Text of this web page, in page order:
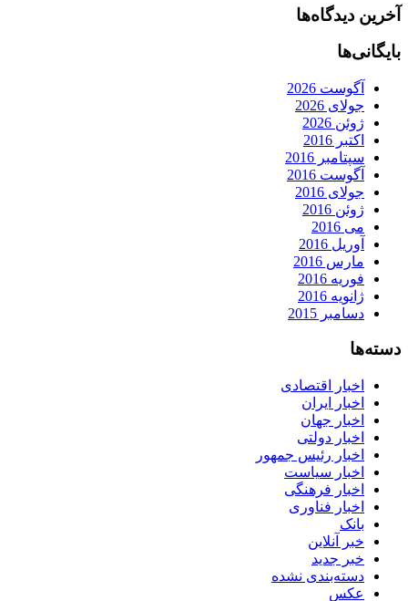
آخرین دیدگاه‌ها
بایگانی‌ها
آگوست 2026
جولای 2026
ژوئن 2026
اکتبر 2016
سپتامبر 2016
آگوست 2016
جولای 2016
ژوئن 2016
می 2016
آوریل 2016
مارس 2016
فوریه 2016
ژانویه 2016
دسامبر 2015
دسته‌ها
اخبار اقتصادی
اخبار ایران
اخبار جهان
اخبار دولتی
اخبار رئیس جمهور
اخبار سیاست
اخبار فرهنگی
اخبار فناوری
بانک
خبر آنلاین
خبر جدید
دسته‌بندی نشده
عکس